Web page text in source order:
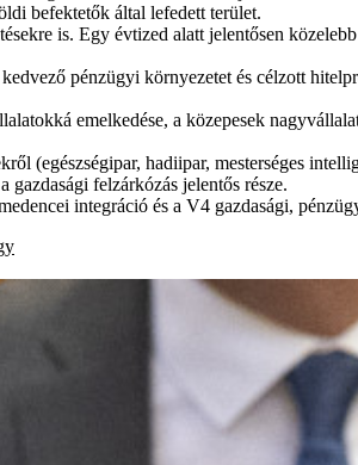
befektetők által lefedett terület.
is. Egy évtized alatt jelentősen
pénzügyi környezetet és célzott
emelkedése, a közepesek
(egészségipar, hadiipar, mesterséges
felzárkózás jelentős része.
integráció és a V4 gazdasági,